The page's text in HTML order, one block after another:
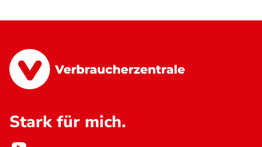
Stark für mich.